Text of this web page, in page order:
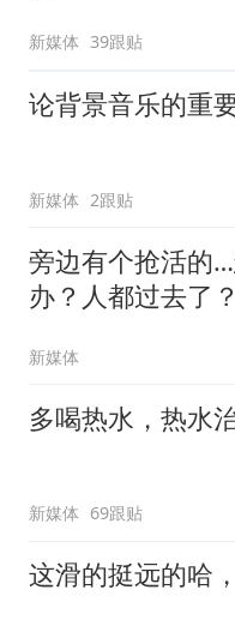
新媒体 39跟贴
论背景音乐的重
新媒体 2跟贴
旁边有个抢活的
办？人都过去了？
新媒体
多喝热水，热水
新媒体 69跟贴
这滑的挺远的哈